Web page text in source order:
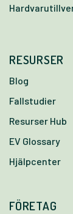
RESURSER
Blog
Fallstudier
Resurser Hub
EV Glossary
Hjälpcenter
FÖRETAG